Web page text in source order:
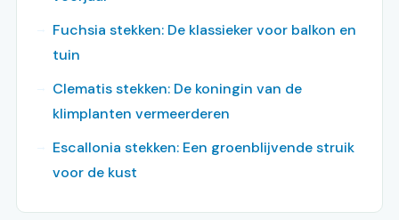
Fuchsia stekken: De klassieker voor balkon en
tuin
Clematis stekken: De koningin van de
klimplanten vermeerderen
Escallonia stekken: Een groenblijvende struik
voor de kust